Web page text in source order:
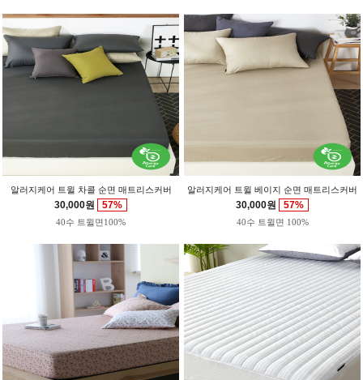
알러지케어 트윌 차콜 순면 매트리스커버
30,000원 57%
40수 트윌면100%
알러지케어 트윌 베이지 순면 매트리스커버
30,000원 57%
40수 트윌면 100%